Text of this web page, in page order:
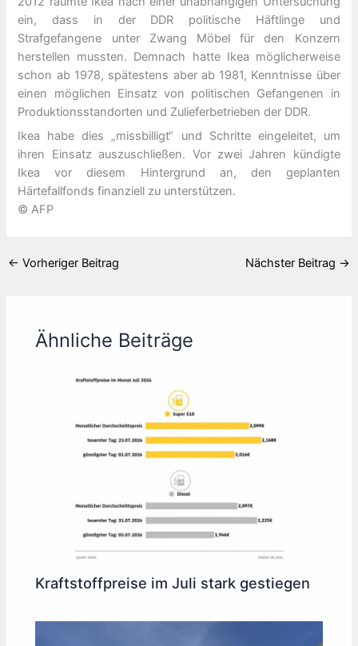
ein, dass in der DDR politische Häftlinge und
Strafgefangene unter Zwang Möbel für den Konzern
herstellen mussten. Demnach hatte Ikea möglicherweise
schon ab 1978, spätestens aber ab 1981, Kenntnisse über
einen möglichen Einsatz von politischen Gefangenen in
Produktionsstandorten und Zulieferbetrieben der DDR.
Ikea habe dies „missbilligt“ und Schritte eingeleitet, um
ihren Einsatz auszuschließen. Vor zwei Jahren kündigte
Ikea vor diesem Hintergrund an, den geplanten
Härtefallfonds finanziell zu unterstützen.
© AFP
← Vorheriger Beitrag Nächster Beitrag →
Ähnliche Beiträge
Kraftstoffpreise im Juli stark gestiegen